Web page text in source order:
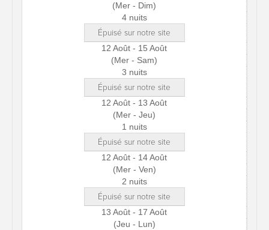
(Mer - Dim)
4 nuits
Épuisé sur notre site
12 Août - 15 Août
(Mer - Sam)
3 nuits
Épuisé sur notre site
12 Août - 13 Août
(Mer - Jeu)
1 nuits
Épuisé sur notre site
12 Août - 14 Août
(Mer - Ven)
2 nuits
Épuisé sur notre site
13 Août - 17 Août
(Jeu - Lun)